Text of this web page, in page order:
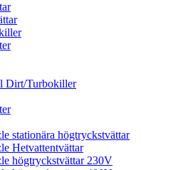
Dirt/Turbokiller
stationära högtryckstvättar
Hetvattentvättar
högtryckstvättar 230V